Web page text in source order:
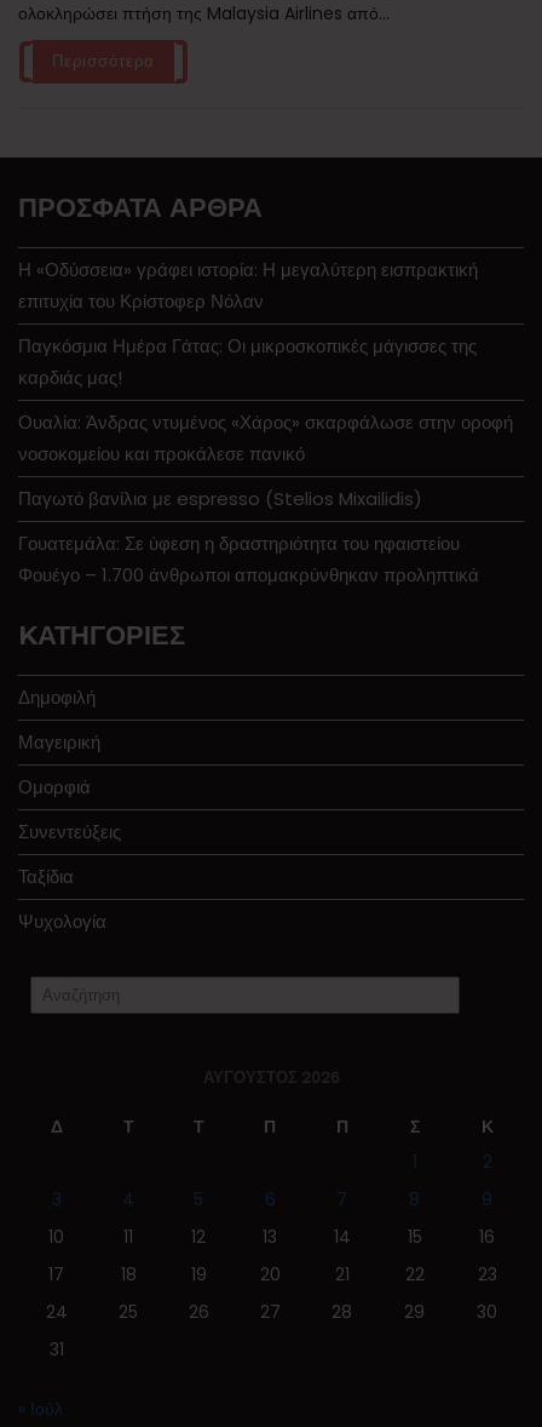
ολοκληρώσει πτήση της Malaysia Airlines από...
Περισσότερα
ΠΡΌΣΦΑΤΑ ΆΡΘΡΑ
Η «Οδύσσεια» γράφει ιστορία: Η μεγαλύτερη εισπρακτική
επιτυχία του Κρίστοφερ Νόλαν
Παγκόσμια Ημέρα Γάτας: Οι μικροσκοπικές μάγισσες της
καρδιάς μας!
Ουαλία: Άνδρας ντυμένος «Χάρος» σκαρφάλωσε στην οροφή
νοσοκομείου και προκάλεσε πανικό
Παγωτό βανίλια με espresso (Stelios Mixailidis)
Γουατεμάλα: Σε ύφεση η δραστηριότητα του ηφαιστείου
Φουέγο – 1.700 άνθρωποι απομακρύνθηκαν προληπτικά
KΑΤΗΓΟΡΊΕΣ
Δημοφιλή
Μαγειρική
Ομορφιά
Συνεντεύξεις
Ταξίδια
Ψυχολογία
ΑΎΓΟΥΣΤΟΣ 2026
Δ Τ Τ Π Π Σ
Κ
1
2
3
4 5 6 7 8
9
10
11 12 13 14 15
16
17
18 19 20 21 22
23
24
25 26 27 28 29
30
31
« Ιούλ